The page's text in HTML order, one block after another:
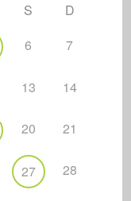
S
D
6 7
13 14
20 21
27 28